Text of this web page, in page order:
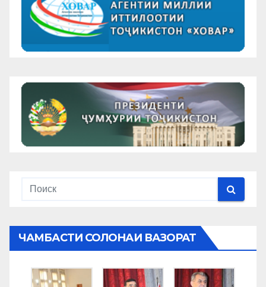
ЧАМБАСТИ СОЛОНАИ ВАЗОРАТ